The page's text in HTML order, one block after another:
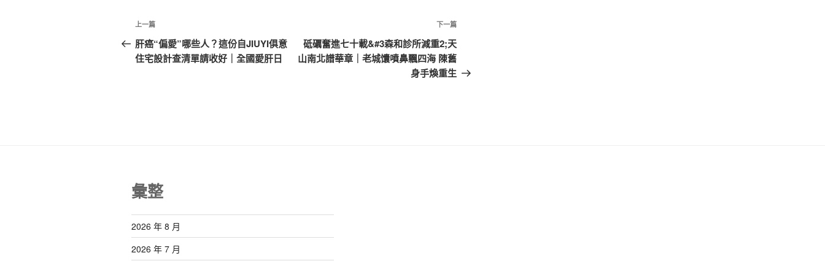
文
章
導
上
一
篇
上一篇
肝癌“偏愛”哪些人？這份自JIUYI俱意
住宅設計查清單請收好｜全國愛肝日
下
一
篇
文
下一篇
砥礪奮進七十載&#3森和診所減重2;天
山南北譜華章｜老城馕噴鼻飄四海 陳舊
身手煥重生
彙整
2026 年 8 月
2026 年 7 月